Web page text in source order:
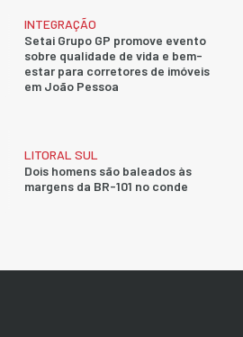
INTEGRAÇÃO
Setai Grupo GP promove evento
sobre qualidade de vida e bem-
estar para corretores de imóveis
em João Pessoa
LITORAL SUL
Dois homens são baleados às
margens da BR-101 no conde